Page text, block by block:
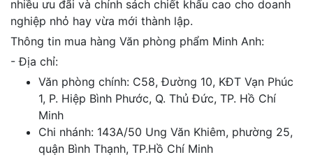
nhiều ưu đãi và chính sách chiết khấu cao cho doanh
nghiệp nhỏ hay vừa mới thành lập.
Thông tin mua hàng Văn phòng phẩm Minh Anh:
- Địa chỉ:
Văn phòng chính: C58, Đường 10, KĐT Vạn Phúc
1, P. Hiệp Bình Phước, Q. Thủ Đức, TP. Hồ Chí
Minh
Chi nhánh: 143A/50 Ung Văn Khiêm, phường 25,
quận Bình Thạnh, TP.Hồ Chí Minh